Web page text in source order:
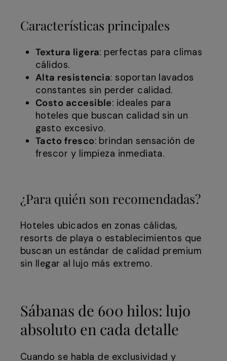
Características principales
Textura ligera: perfectas para climas
cálidos.
Alta resistencia: soportan lavados
constantes sin perder calidad.
Costo accesible: ideales para
hoteles que buscan calidad sin un
gasto excesivo.
Tacto fresco: brindan sensación de
frescor y limpieza inmediata.
¿Para quién son recomendadas?
Hoteles ubicados en zonas cálidas,
resorts de playa o establecimientos que
buscan un estándar de calidad premium
sin llegar al lujo más extremo.
Sábanas de 600 hilos: lujo
absoluto en cada detalle
Cuando se habla de exclusividad y